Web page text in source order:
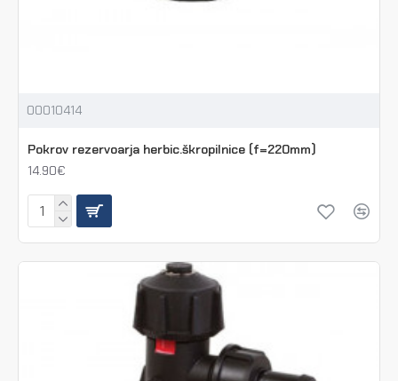
00010414
Pokrov rezervoarja herbic.škropilnice (f=220mm)
14.90€